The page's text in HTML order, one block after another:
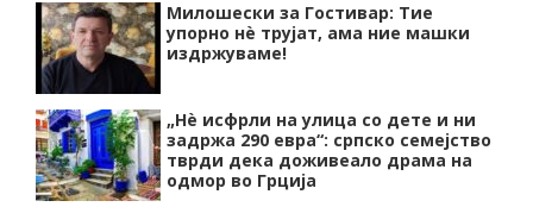
Милошески за Гостивар: Тие
упорно нѐ трујат, ама ние машки
издржуваме!
„Нѐ исфрли на улица со дете и ни
задржа 290 евра“: српско семејство
тврди дека доживеало драма на
одмор во Грција